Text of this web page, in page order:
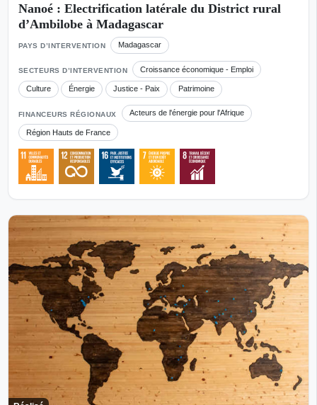
Nanoé : Electrification latérale du District rural
d’Ambilobe à Madagascar
PAYS D’INTERVENTION Madagascar
SECTEURS D’INTERVENTION Croissance économique - Emploi
Culture Énergie Justice - Paix Patrimoine
FINANCEURS RÉGIONAUX Acteurs de l'énergie pour l'Afrique
Région Hauts de France